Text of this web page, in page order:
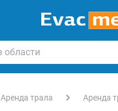
Аренда трала Аренда